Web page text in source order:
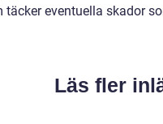
eventuella skador
Läs fler